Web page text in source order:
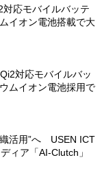
応モバイルバッテ
イオン電池搭載で大
対応モバイルバッ
ムイオン電池採用で
織活用”へ USEN ICT
ィア「AI-Clutch」